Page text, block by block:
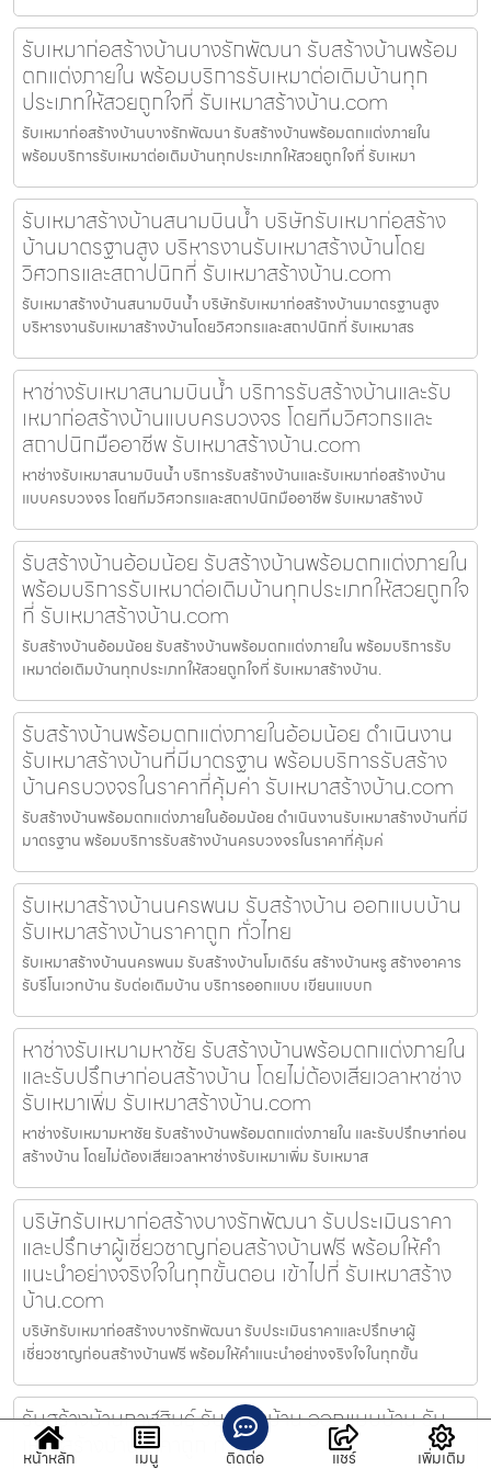
รับเหมาก่อสร้างบ้านบางรักพัฒนา รับสร้างบ้านพร้อม
ตกแต่งภายใน พร้อมบริการรับเหมาต่อเติมบ้านทุก
ประเภทให้สวยถูกใจที่ รับเหมาสร้างบ้าน.com
รับเหมาก่อสร้างบ้านบางรักพัฒนา รับสร้างบ้านพร้อมตกแต่งภายใน
พร้อมบริการรับเหมาต่อเติมบ้านทุกประเภทให้สวยถูกใจที่ รับเหมา
รับเหมาสร้างบ้านสนามบินน้ำ บริษัทรับเหมาก่อสร้าง
บ้านมาตรฐานสูง บริหารงานรับเหมาสร้างบ้านโดย
วิศวกรและสถาปนิกที่ รับเหมาสร้างบ้าน.com
รับเหมาสร้างบ้านสนามบินน้ำ บริษัทรับเหมาก่อสร้างบ้านมาตรฐานสูง
บริหารงานรับเหมาสร้างบ้านโดยวิศวกรและสถาปนิกที่ รับเหมาสร
หาช่างรับเหมาสนามบินน้ำ บริการรับสร้างบ้านและรับ
เหมาก่อสร้างบ้านแบบครบวงจร โดยทีมวิศวกรและ
สถาปนิกมืออาชีพ รับเหมาสร้างบ้าน.com
หาช่างรับเหมาสนามบินน้ำ บริการรับสร้างบ้านและรับเหมาก่อสร้างบ้าน
แบบครบวงจร โดยทีมวิศวกรและสถาปนิกมืออาชีพ รับเหมาสร้างบ้
รับสร้างบ้านอ้อมน้อย รับสร้างบ้านพร้อมตกแต่งภายใน
พร้อมบริการรับเหมาต่อเติมบ้านทุกประเภทให้สวยถูกใจ
ที่ รับเหมาสร้างบ้าน.com
รับสร้างบ้านอ้อมน้อย รับสร้างบ้านพร้อมตกแต่งภายใน พร้อมบริการรับ
เหมาต่อเติมบ้านทุกประเภทให้สวยถูกใจที่ รับเหมาสร้างบ้าน.
รับสร้างบ้านพร้อมตกแต่งภายในอ้อมน้อย ดำเนินงาน
รับเหมาสร้างบ้านที่มีมาตรฐาน พร้อมบริการรับสร้าง
บ้านครบวงจรในราคาที่คุ้มค่า รับเหมาสร้างบ้าน.com
รับสร้างบ้านพร้อมตกแต่งภายในอ้อมน้อย ดำเนินงานรับเหมาสร้างบ้านที่มี
มาตรฐาน พร้อมบริการรับสร้างบ้านครบวงจรในราคาที่คุ้มค่
รับเหมาสร้างบ้านนครพนม รับสร้างบ้าน ออกแบบบ้าน
รับเหมาสร้างบ้านราคาถูก ทั่วไทย
รับเหมาสร้างบ้านนครพนม รับสร้างบ้านโมเดิร์น สร้างบ้านหรู สร้างอาคาร
รับรีโนเวทบ้าน รับต่อเติมบ้าน บริการออกแบบ เขียนแบบก
หาช่างรับเหมามหาชัย รับสร้างบ้านพร้อมตกแต่งภายใน
และรับปรึกษาก่อนสร้างบ้าน โดยไม่ต้องเสียเวลาหาช่าง
รับเหมาเพิ่ม รับเหมาสร้างบ้าน.com
หาช่างรับเหมามหาชัย รับสร้างบ้านพร้อมตกแต่งภายใน และรับปรึกษาก่อน
สร้างบ้าน โดยไม่ต้องเสียเวลาหาช่างรับเหมาเพิ่ม รับเหมาส
บริษัทรับเหมาก่อสร้างบางรักพัฒนา รับประเมินราคา
และปรึกษาผู้เชี่ยวชาญก่อนสร้างบ้านฟรี พร้อมให้คำ
แนะนำอย่างจริงใจในทุกขั้นตอน เข้าไปที่ รับเหมาสร้าง
บ้าน.com
บริษัทรับเหมาก่อสร้างบางรักพัฒนา รับประเมินราคาและปรึกษาผู้
เชี่ยวชาญก่อนสร้างบ้านฟรี พร้อมให้คำแนะนำอย่างจริงใจในทุกขั้น
รับสร้างบ้านกาฬสินธุ์ รับสร้างบ้าน ออกแบบบ้าน รับ
เหมาสร้างบ้านราคาถูก ทั่วไทย
หน้าหลัก เมนู ติดต่อ แชร์ เพิ่มเติม